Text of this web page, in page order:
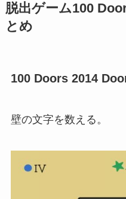
脱出ゲーム100
とめ
100 Doors 2014
壁の文字を数える。